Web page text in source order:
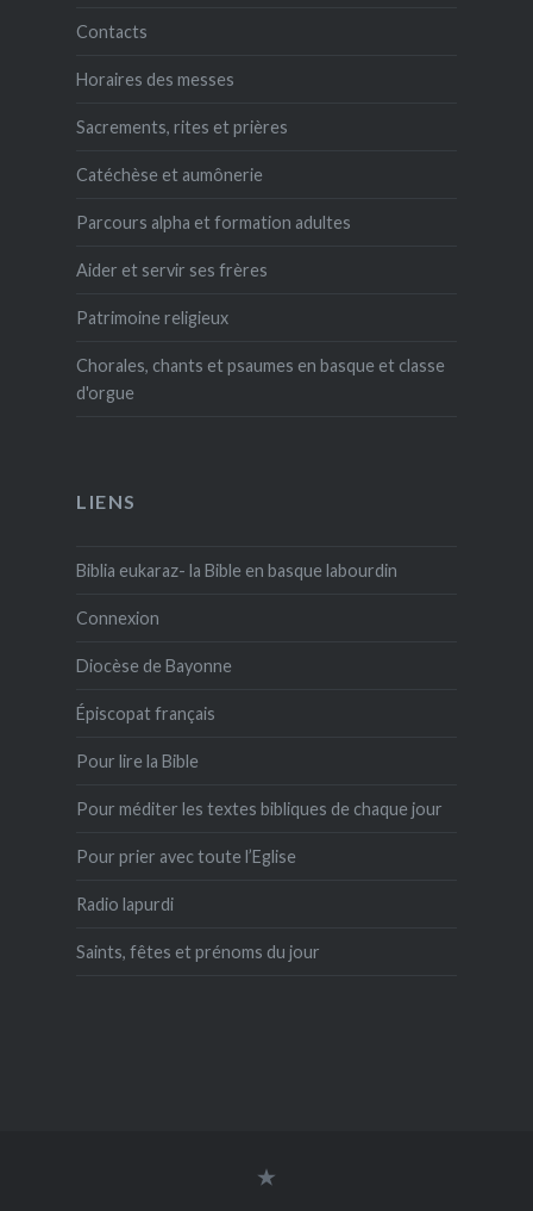
Contacts
Horaires des messes
Sacrements, rites et prières
Catéchèse et aumônerie
Parcours alpha et formation adultes
Aider et servir ses frères
Patrimoine religieux
Chorales, chants et psaumes en basque et classe
d'orgue
LIENS
Biblia eukaraz- la Bible en basque labourdin
Connexion
Diocèse de Bayonne
Épiscopat français
Pour lire la Bible
Pour méditer les textes bibliques de chaque jour
Pour prier avec toute l’Eglise
Radio lapurdi
Saints, fêtes et prénoms du jour